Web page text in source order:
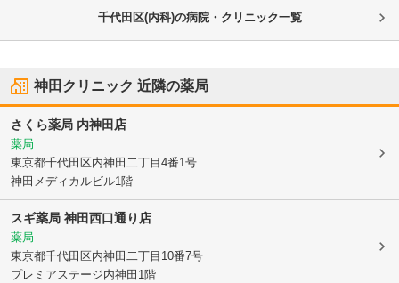
千代田区(内科)の病院・クリニック一覧
神田クリニック 近隣の薬局
さくら薬局 内神田店
薬局
東京都千代田区内神田二丁目4番1号
神田メディカルビル1階
スギ薬局 神田西口通り店
薬局
東京都千代田区内神田二丁目10番7号
プレミアステージ内神田1階